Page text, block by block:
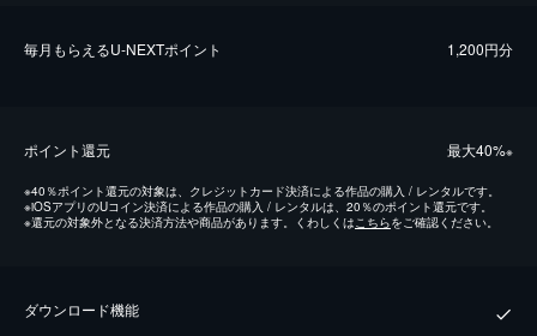
毎⽉もらえるU-NEXTポイント 1,200円分
ポイント還元 最⼤40%※
※40％ポイント還元の対象は、クレジットカード決済による作品の購入 / レンタルです。
※iOSアプリのUコイン決済による作品の購入 / レンタルは、20％のポイント還元です。
※還元の対象外となる決済方法や商品があります。くわしくはこちらをご確認ください。
ダウンロード機能